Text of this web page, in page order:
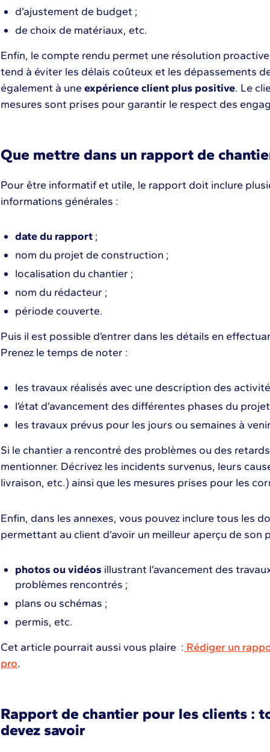
d’ajustement de budget ;
de choix de matériaux, etc.
Enfin, le compte rendu permet une résolution
tend à éviter les délais coûteux et les dépassements
également à une expérience client plus positive. Le
mesures sont prises pour garantir le respect des
Que mettre dans un rapport de
Pour être informatif et utile, le rapport doit inclure
informations générales :
date du rapport;
nom du projet de construction ;
localisation du chantier ;
nom du rédacteur ;
période couverte.
Puis il est possible d’entrer dans les détails en
Prenez le temps de noter :
les travaux réalisés avec une description des
l’état d’avancement des différentes phases du
les travaux prévus pour les jours ou semaines à
Si le chantier a rencontré des problèmes ou des
mentionner. Décrivez les incidents survenus, leurs
livraison, etc.) ainsi que les mesures prises pour les
Enfin, dans les annexes, vous pouvez inclure tous les
permettant au client d’avoir un meilleur aperçu de son
photos ou vidéos illustrant l’avancement des
problèmes rencontrés ;
plans ou schémas ;
permis, etc.
Cet article pourrait aussi vous plaire : Rédiger un
pro.
Rapport de chantier pour les clients :
devez savoir